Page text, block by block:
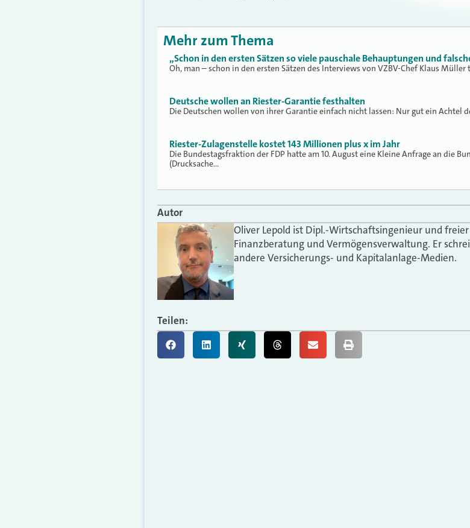
Mehr zum Thema
„Schon in den ersten Sätzen so viele pauschale Behauptungen und
Oh, man – schon in den ersten Sätzen des Interviews von VZBV-Chef Klaus Müller
Deutsche wollen an Riester-Garantie festhalten
Die Deutschen wollen von ihrer Garantie einfach nicht lassen: Nur gut ein Achtel
Riester-Zulagenstelle kostet 143 Millionen plus x im Jahr
Die Bundestagsfraktion der FDP hatte am 10. August eine Kleine Anfrage an die
(Drucksache…
Autor
Oliver Lepold ist Dipl.-Wirtschaftsingenieur und
Finanzberatung und Vermögensverwaltung. Er
andere Versicherungs- und Kapitalanlage-Medien.
Teilen: